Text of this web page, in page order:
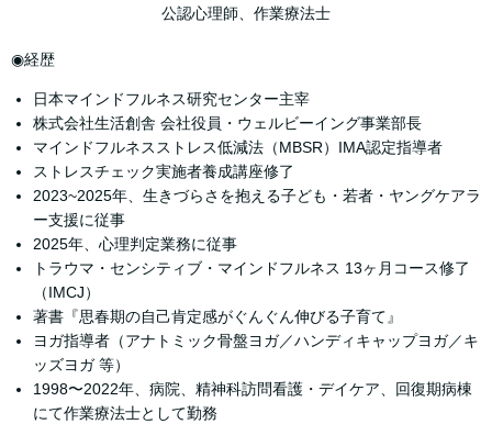
公認心理師、作業療法士
◉経歴
日本マインドフルネス研究センター主宰
株式会社生活創舎 会社役員・ウェルビーイング事業部長
マインドフルネスストレス低減法（MBSR）IMA認定指導者
ストレスチェック実施者養成講座修了
2023~2025年、生きづらさを抱える子ども・若者・ヤングケアラ
ー支援に従事
2025年、心理判定業務に従事
トラウマ・センシティブ・マインドフルネス 13ヶ月コース修了
（IMCJ）
著書『思春期の自己肯定感がぐんぐん伸びる子育て』
ヨガ指導者（アナトミック骨盤ヨガ／ハンディキャップヨガ／キ
ッズヨガ 等）
1998〜2022年、病院、精神科訪問看護・デイケア、回復期病棟
にて作業療法士として勤務